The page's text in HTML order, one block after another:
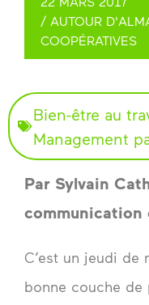
/ AUTOUR
COOPÉRATIVES
Bien-être au
Management
Par Sylvain
communication
C’est un jeudi de
bonne couche de